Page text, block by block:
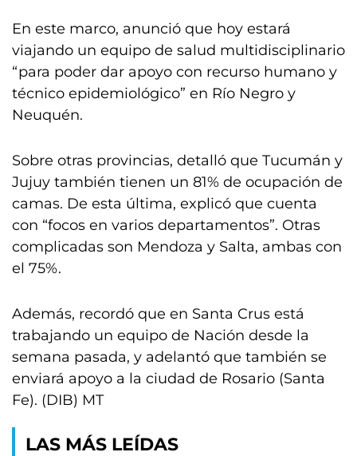
En este marco, anunció que hoy estará
viajando un equipo de salud multidisciplinario
“para poder dar apoyo con recurso humano y
técnico epidemiológico” en Río Negro y
Neuquén.
Sobre otras provincias, detalló que Tucumán y
Jujuy también tienen un 81% de ocupación de
camas. De esta última, explicó que cuenta
con “focos en varios departamentos”. Otras
complicadas son Mendoza y Salta, ambas con
el 75%.
Además, recordó que en Santa Crus está
trabajando un equipo de Nación desde la
semana pasada, y adelantó que también se
enviará apoyo a la ciudad de Rosario (Santa
Fe). (DIB) MT
LAS MÁS LEÍDAS